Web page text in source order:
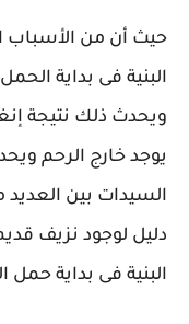
حيث أن من الأسباب
البنية فى بداية
ويحدث ذلك نتيجة
يوجد خارج الرحم
السيدات بين
دليل لوجود نزيف
البنية فى بداية حمل